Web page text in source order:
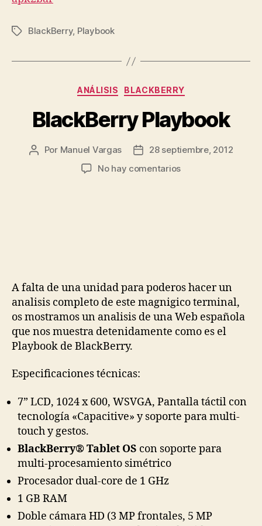
Etiquetas
BlackBerry, Playbook
Categorías
ANÁLISIS BLACKBERRY
BlackBerry Playbook
Autor
Por Manuel Vargas
Fecha28 septiembre, 2012
No hay comentariosen
A falta de una unidad para poderos hacer un
analisis completo de este magnigico terminal,
os mostramos un analisis de una Web española
que nos muestra detenidamente como es el
Playbook de BlackBerry.
Especificaciones técnicas:
7” LCD, 1024 x 600, WSVGA, Pantalla táctil con
tecnología «Capacitive» y soporte para multi-
touch y gestos.
BlackBerry® Tablet OS con soporte para
multi-procesamiento simétrico
Procesador dual-core de 1 GHz
1 GB RAM
Doble cámara HD (3 MP frontales, 5 MP